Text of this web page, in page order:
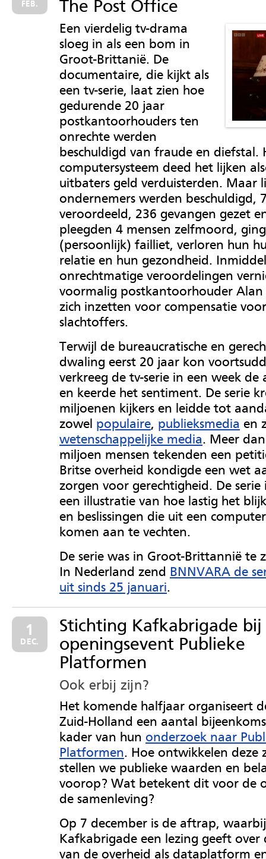
The Post Office
FEB.
Een vierdelig tv-drama
sloeg in als een bom in
Groot-Brittanië. De
documentaire, die kijkt als
een tv-serie, laat zien hoe
gedurende 20 jaar
postkantoorhouders ten
onrechte werden
beschuldigd van fraude en diefstal.
computersysteem deed het lijken
uitbaters geld verduisterden. Maar
ondernemers werden beschuldigd,
veroordeeld, 236 gevangen gezet
pleegden 4 mensen zelfmoord,
(persoonlijk) failliet, verloren hun
relatie en hun gezondheid.
onrechtmatige veroordelingen
voormalig postkantoorhouder
zich inzetten voor compensatie
slachtoffers.
Terwijl de bureaucratische en
dwaling eerst 20 jaar kon
verkreeg de tv-serie in een week de
en keerde het sentiment. De serie
miljoenen kijkers en leidde tot
zowel populaire, publieksmedia en
wetenschappelijke media. Meer
miljoen mensen tekenden een
Britse overheid kondigde een wet
zorgen voor gerechtigheid. De serie
een illustratie van hoe lastig het
en beslissingen die uit een
komen aan te vechten.
De serie was in Groot-Brittannië te
In Nederland zend BNNVARA de
uit sinds 25 januari.
Stichting Kafkabrigade bij
openingsevent Publieke
Platformen
1
DEC.
Ook erbij zijn?
Het komende halfjaar organiseert
Zuid-Holland een aantal
kader van hun onderzoek naar
Platformen. Hoe ontwikkelen deze
stellen we publieke waarden en
voorop? Wat betekent dit voor de
de samenleving?
Op 7 december is de aftrap,
Kafkabrigade een lezing geeft over
van de overheid als dataplatform